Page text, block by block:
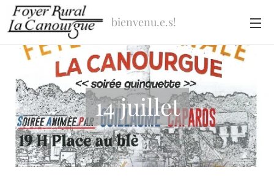
bienvenu.e.s!
14 juillet